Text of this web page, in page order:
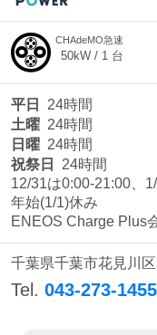
CHAdeMO急速
50kW / 1 台
平日
24時間
土曜 24時間
日曜 24時間
祝祭日
24時間
12/31は0:00‐21:00、
年始(1/1)休み
ENEOS Charge Plus
千葉県千葉市花見川
Tel. 043-273-1455